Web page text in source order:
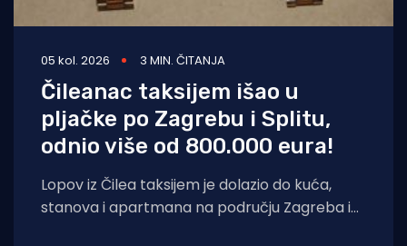
05 kol. 2026 3 MIN. ČITANJA
Čileanac taksijem išao u
pljačke po Zagrebu i Splitu,
odnio više od 800.000 eura!
Lopov iz Čilea taksijem je dolazio do kuća,
stanova i apartmana na području Zagreba i